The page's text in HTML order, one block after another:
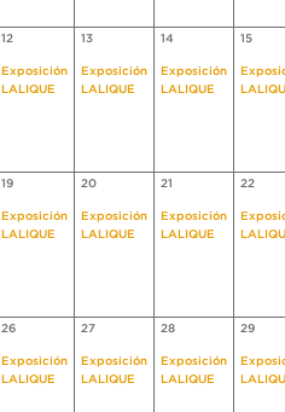
12
Exposición
LALIQUE
13
Exposición
LALIQUE
14
Exposición
LALIQUE
15
19
Exposición
LALIQUE
20
Exposición
LALIQUE
21
Exposición
LALIQUE
22
26
Exposición
LALIQUE
27
Exposición
LALIQUE
28
Exposición
LALIQUE
29